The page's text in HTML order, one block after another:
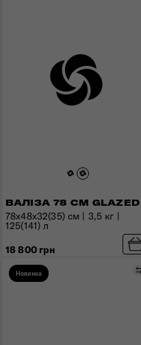
ВАЛІЗА 78 СМ GLAZED
78x48x32(35) см | 3,5 кг |
125(141) л
18 800 грн
Новинка